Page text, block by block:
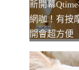
新開幕
網咖！有按
開會超方便